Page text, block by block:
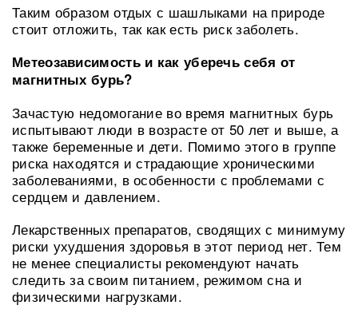
Таким образом отдых с шашлыками на природе
стоит отложить, так как есть риск заболеть.
Метеозависимость и как уберечь себя от
магнитных бурь?
Зачастую недомогание во время магнитных бурь
испытывают люди в возрасте от 50 лет и выше, а
также беременные и дети. Помимо этого в группе
риска находятся и страдающие хроническими
заболеваниями, в особенности с проблемами с
сердцем и давлением.
Лекарственных препаратов, сводящих с минимуму
риски ухудшения здоровья в этот период нет. Тем
не менее специалисты рекомендуют начать
следить за своим питанием, режимом сна и
физическими нагрузками.